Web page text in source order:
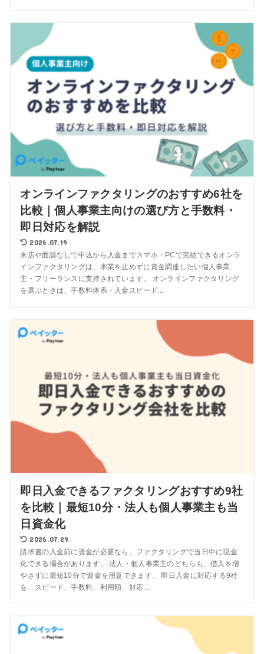
オンラインファクタリングのおすすめ6社を
比較｜個人事業主向けの選び方と手数料・
即日対応を解説
2026.07.19
来店や面談なしで申込から入金までスマホ・PCで完結できるオンラ
インファクタリングは、本業を止めずに資金調達したい個人事業
主・フリーランスに支持されています。 オンラインファクタリング
を選ぶときは、手数料体系・入金スピード...
即日入金できるファクタリングおすすめ9社
を比較｜最短10分・法人も個人事業主も当
日資金化
2026.07.29
請求書の入金前に資金が必要なら、ファクタリングで当日中に現金
化できる場合があります。 法人・個人事業主のどちらも、借入を増
やさずに最短10分で資金を用意できます。 即日入金に対応する9社
を、スピード、手数料、利用額、対応...